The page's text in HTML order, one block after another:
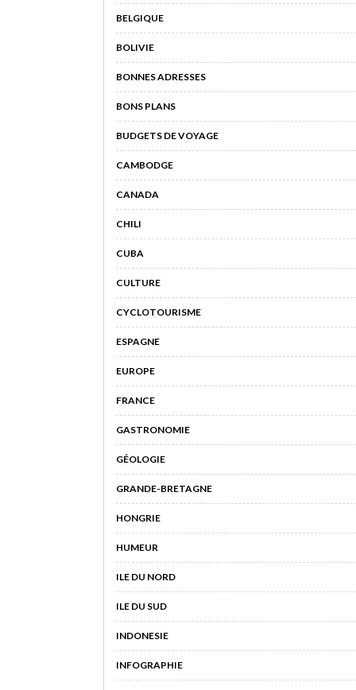
BELGIQUE
BOLIVIE
BONNES ADRESSES
BONS PLANS
BUDGETS DE VOYAGE
CAMBODGE
CANADA
CHILI
CUBA
CULTURE
CYCLOTOURISME
ESPAGNE
EUROPE
FRANCE
GASTRONOMIE
GÉOLOGIE
GRANDE-BRETAGNE
HONGRIE
HUMEUR
ILE DU NORD
ILE DU SUD
INDONESIE
INFOGRAPHIE